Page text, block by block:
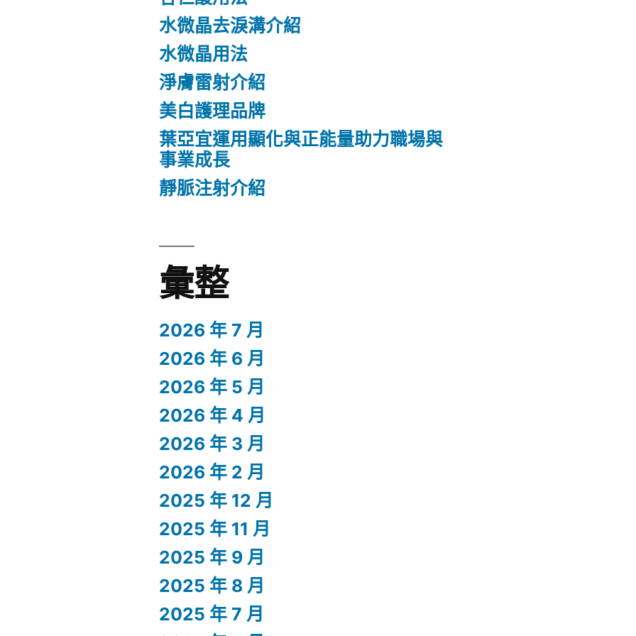
水微晶去淚溝介紹
水微晶用法
淨膚雷射介紹
美白護理品牌
葉亞宜運用顯化與正能量助力職場與
事業成長
靜脈注射介紹
彙整
2026 年 7 月
2026 年 6 月
2026 年 5 月
2026 年 4 月
2026 年 3 月
2026 年 2 月
2025 年 12 月
2025 年 11 月
2025 年 9 月
2025 年 8 月
2025 年 7 月